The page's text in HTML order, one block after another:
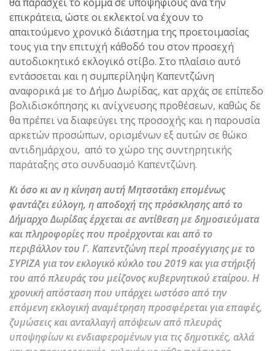
επικράτεια, ώστε οι εκλεκτοί να έχουν το
απαιτούμενο χρονικό διάστημα της προετοιμασίας
τους για την επιτυχή κάθοδό του στον προσεχή
αυτοδιοκητικό εκλογικό στίβο. Στο πλαίσιο αυτό
εντάσσεται και η συμπερίληψη Καπεντζώνη
αναφορικά με το Δήμο Δωρίδας, κατ αρχάς σε επίπεδο
βολιδισκόπησης κι ανίχνευσης προθέσεων, καθώς δε
θα πρέπει να διαφεύγει της προσοχής και η παρουσία
αρκετών προσώπων, ορισμένων εξ αυτών σε θώκο
αντιδημάρχου, από το χώρο της συντηρητικής
παράταξης στο συνδυασμό Καπεντζώνη.
Κι όσο κι αν η κίνηση αυτή Μητσοτάκη επομένως
φαντάζει εύλογη, η αποδοχή της πρόσκλησης από το
Δήμαρχο Δωρίδας έρχεται σε αντίθεση με δημοσιεύματα
και πληροφορίες που προέρχονται και από το
περιβάλλον του Γ. Καπεντζώνη περί προσέγγισης με το
ΣΥΡΙΖΑ για τον εκλογικό κύκλο του 2019 και για στήριξή
του από πλευράς του μείζονος κυβερνητικού εταίρου. Η
χρονική απόσταση που υπάρχει ωστόσο από την
επόμενη εκλογική αναμέτρηση προσφέρεται για επαφές,
ζυμώσεις και ανταλλαγή απόψεων από πλευράς
υποψηφίων κι ενδιαφερομένων για τις δημοτικές, αλλά